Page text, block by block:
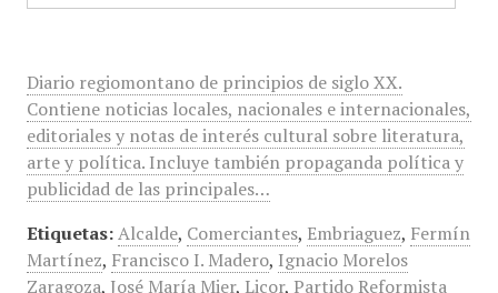
Diario regiomontano de principios de siglo XX.
Contiene noticias locales, nacionales e internacionales,
editoriales y notas de interés cultural sobre literatura,
arte y política. Incluye también propaganda política y
publicidad de las principales…
Etiquetas: Alcalde, Comerciantes, Embriaguez, Fermín
Martínez, Francisco I. Madero, Ignacio Morelos
Zaragoza, José María Mier, Licor, Partido Reformista